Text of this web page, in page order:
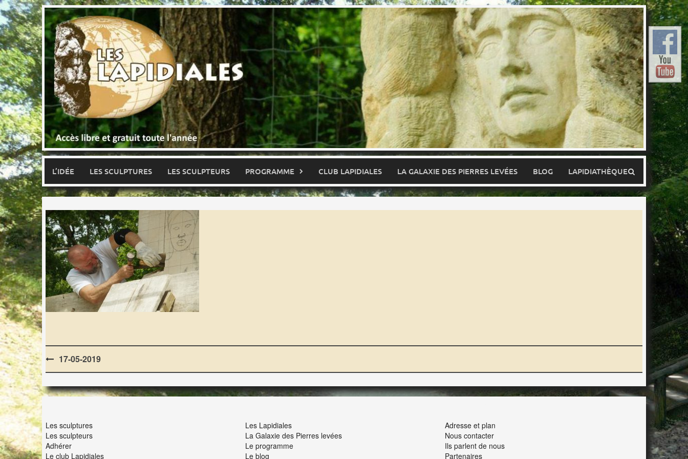
Skip
to
content
L’IDÉE LES SCULPTURES LES SCULPTEURS PROGRAMME CLUB LAPIDIALES LA GALAXIE DES PIERRES LEVÉES BLOG LAPIDIATHÈQUE
Post
navigation
17-05-2019
Les sculptures
Les sculpteurs
Adhérer
Le club Lapidiales
Les Lapidiales
La Galaxie des Pierres levées
Le programme
Le blog
Adresse et plan
Nous contacter
Ils parlent de nous
Partenaires